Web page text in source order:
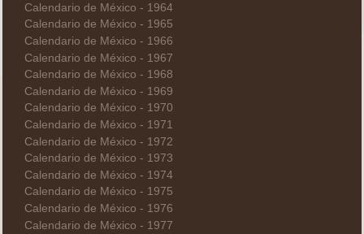
Calendario de México - 1964
Calendario de México - 1965
Calendario de México - 1966
Calendario de México - 1967
Calendario de México - 1968
Calendario de México - 1969
Calendario de México - 1970
Calendario de México - 1971
Calendario de México - 1972
Calendario de México - 1973
Calendario de México - 1974
Calendario de México - 1975
Calendario de México - 1976
Calendario de México - 1977